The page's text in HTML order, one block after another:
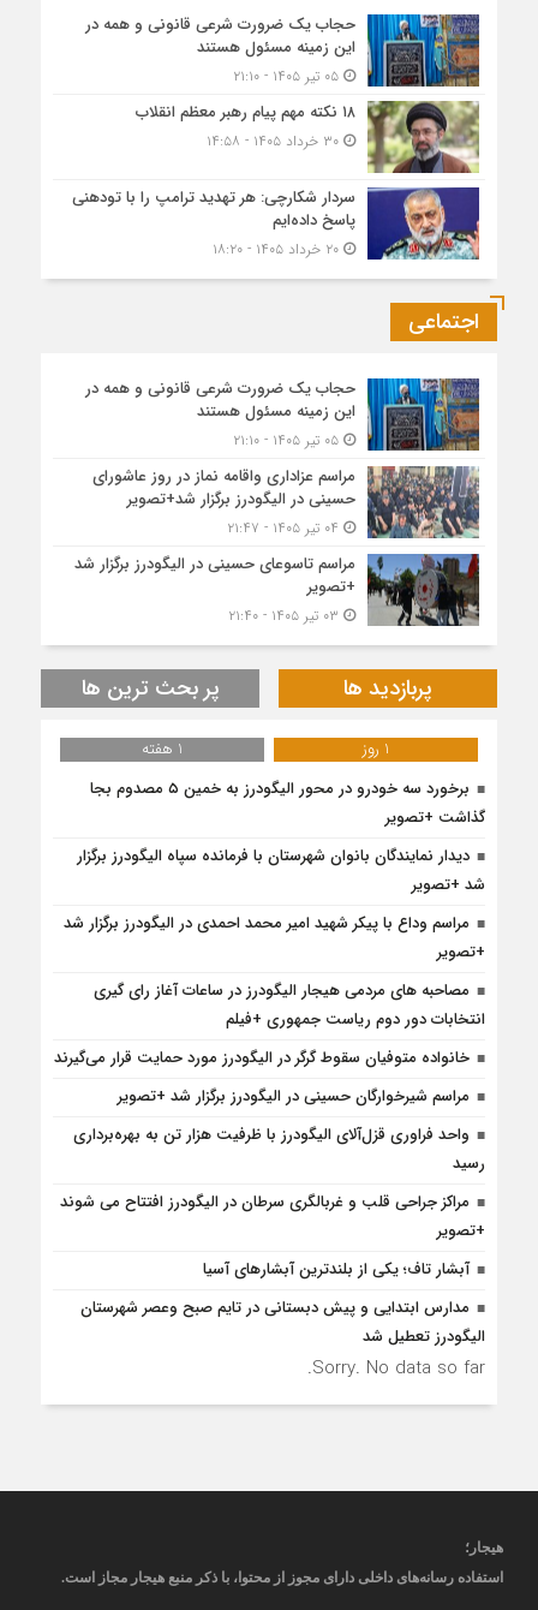
حجاب یک ضرورت شرعی قانونی و همه در
این زمینه مسئول هستند
۰۵ تیر ۱۴۰۵ - ۲۱:۱۰
۱۸ نکته مهم پیام رهبر معظم انقلاب
۳۰ خرداد ۱۴۰۵ - ۱۴:۵۸
سردار شکارچی: هر تهدید ترامپ را با تودهنی
پاسخ داده‌ایم
۲۰ خرداد ۱۴۰۵ - ۱۸:۲۰
اجتماعی
حجاب یک ضرورت شرعی قانونی و همه در
این زمینه مسئول هستند
۰۵ تیر ۱۴۰۵ - ۲۱:۱۰
مراسم عزاداری واقامه نماز در روز عاشورای
حسینی در الیگودرز برگزار شد+تصویر
مراسم تاسوعای حسینی در الیگودرز برگزار شد
+تصویر
پربازدید ها پر بحث ترین ها
1 روز
1 هفته
برخورد سه خودرو در محور الیگودرز به خمین ۵ مصدوم بجا
گذاشت +تصویر
دیدار نمایندگان بانوان شهرستان با فرمانده سپاه الیگودرز برگزار
شد +تصویر
مراسم وداع با پیکر شهید امیر محمد احمدی در الیگودرز برگزار شد
+تصویر
مصاحبه های مردمی هیجار الیگودرز در ساعات آغاز رای گیری
انتخابات دور دوم ریاست جمهوری +فیلم
خانواده متوفیان سقوط گرگر در الیگودرز مورد حمایت قرار می‌گیرند
مراسم شیرخوارگان حسینی در الیگودرز برگزار شد +تصویر
واحد فراوری قزل‌آلای الیگودرز با ظرفیت هزار تن به بهره‌برداری
رسید
مراکز جراحی قلب و غربالگری سرطان در الیگودرز افتتاح می شوند
+تصویر
آبشار تاف؛ یکی از بلندترین آبشارهای آسیا
مدارس ابتدایی و پیش دبستانی در تایم صبح وعصر شهرستان
الیگودرز تعطیل شد
Sorry. No data so far.
هیجار ؛
استفاده رسانه‌های داخلی دارای مجوز از محتوا، با ذکر منبع هیجار مجاز است.